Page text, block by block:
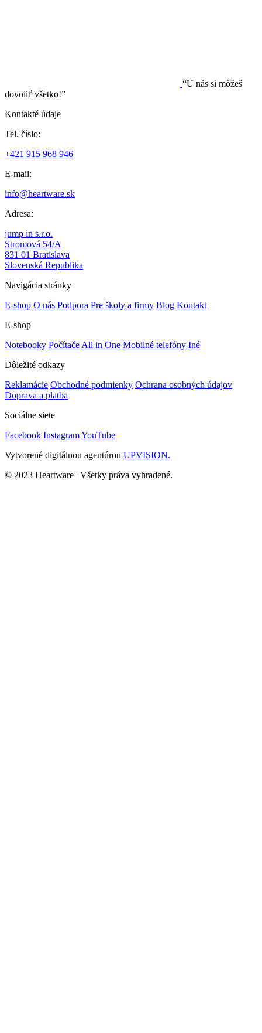
“U nás si môžeš
dovoliť všetko!”
Kontakté údaje
Tel. číslo:
+421 915 968 946
E-mail:
info@heartware.sk
Adresa:
jump in s.r.o.
Stromová 54/A
831 01 Bratislava
Slovenská Republika
Navigácia stránky
E-shop O nás Podpora Pre školy a firmy Blog Kontakt
E-shop
Notebooky Počítače All in One Mobilné telefóny Iné
Dôležité odkazy
Reklamácie Obchodné podmienky Ochrana osobných údajov
Doprava a platba
Sociálne siete
Facebook InstagramYouTube
Vytvorené digitálnou agentúrou UPVISION.
© 2023 Heartware | Všetky práva vyhradené.